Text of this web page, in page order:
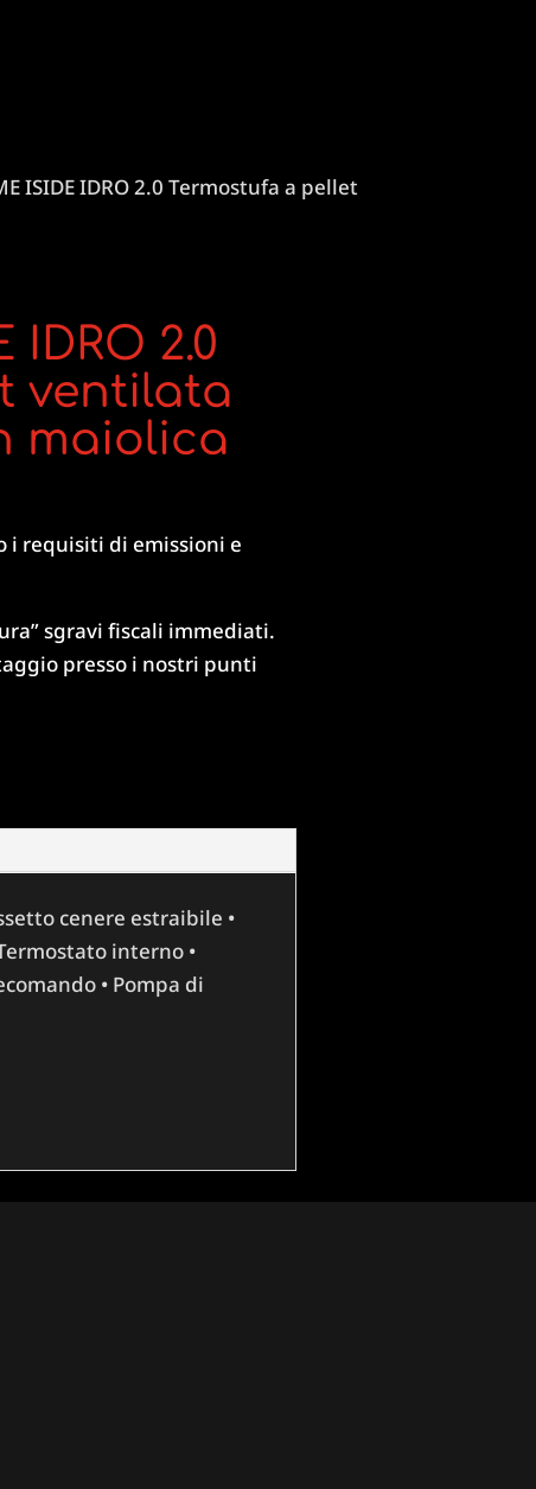
ISIDE IDRO 2.0 Termostufa a pellet
IDRO 2.0
ventilata
maiolica
i requisiti di emissioni e
sgravi fiscali immediati.
presso i nostri punti
cenere estraibile •
interno •
• Pompa di